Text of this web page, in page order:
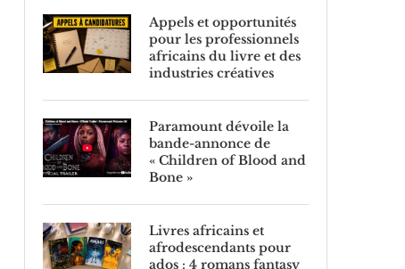
Appels et opportunités
pour les professionnels
africains du livre et des
industries créatives
Paramount dévoile la
bande-annonce de
« Children of Blood and
Bone »
Livres africains et
afrodescendants pour
ados : 4 romans fantasy